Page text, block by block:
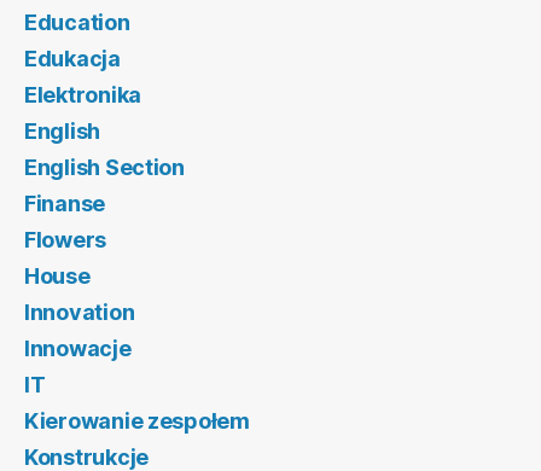
Education
Edukacja
Elektronika
English
English Section
Finanse
Flowers
House
Innovation
Innowacje
IT
Kierowanie zespołem
Konstrukcje